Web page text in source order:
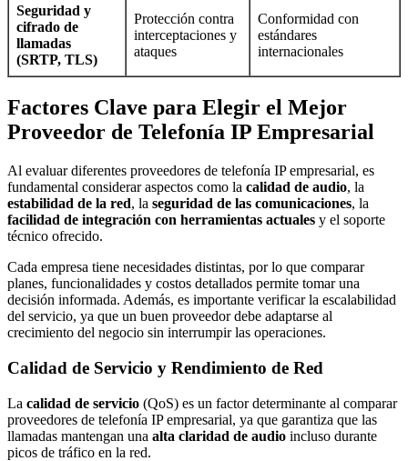
Seguridad y
cifrado de
llamadas
(SRTP, TLS)
Protección contra
interceptaciones y
ataques
Conformidad con
estándares
internacionales
Factores Clave para Elegir el Mejor
Proveedor de Telefonía IP Empresarial
Al evaluar diferentes proveedores de telefonía IP empresarial, es
fundamental considerar aspectos como la calidad de audio, la
estabilidad de la red, la seguridad de las comunicaciones, la
facilidad de integración con herramientas actuales y el soporte
técnico ofrecido.
Cada empresa tiene necesidades distintas, por lo que comparar
planes, funcionalidades y costos detallados permite tomar una
decisión informada. Además, es importante verificar la escalabilidad
del servicio, ya que un buen proveedor debe adaptarse al
crecimiento del negocio sin interrumpir las operaciones.
Calidad de Servicio y Rendimiento de Red
La calidad de servicio (QoS) es un factor determinante al comparar
proveedores de telefonía IP empresarial, ya que garantiza que las
llamadas mantengan una alta claridad de audio incluso durante
picos de tráfico en la red.